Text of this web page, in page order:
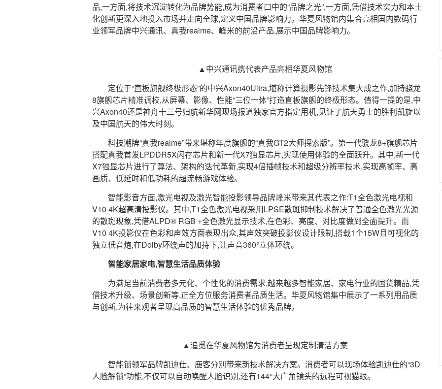
品,一方面,将技术沉淀转化为品牌势能,成为消费者口中的“品牌之光”,一方面,凭借技术实力和本土
化创新更深入地投入市场并走向全球,定义中国品牌影响力。华夏风物馆内集合亮相国内数码行
业领军品牌中兴通讯、真我realme、峰米的前沿产品,展示中国品牌影响力。
▲中兴通讯携代表产品亮相华夏风物馆
定位于“直板旗舰终极形态”的中兴Axon40Ultra,堪称计算摄影先锋技术集大成之作,加持骁龙
8旗舰芯片精准调校,从屏幕、影像、性能“三位一体”打造直板旗舰的终极形态。值得一提的是,中
兴Axon40还是神舟十三号归航新华网现场报道独家官方指定用机,见证了航天勇士的胜利凯旋以
及中国航天的伟大时刻。
科技潮牌“真我realme”带来堪称年度旗舰的“真我GT2大师探索版”。第一代骁龙8+旗舰芯片
搭配真我首发LPDDR5X闪存芯片和新一代X7独显芯片,实现使用体验的全面跃升。其中,新一代
X7独显芯片进行了算法、架构的迭代革新,实现4倍插帧技术和超级分辨率技术,实现高帧率、高
画质、低延时和低功耗的超流畅游戏体验。
智能影音方面,激光电视及激光智能投影领导品牌峰米带来其代表之作:T1全色激光电视和
V10 4K超高清投影仪。其中,T1全色激光电视采用LPSE散斑抑制技术解决了普通全色激光光源
的散斑现象,凭借ALPD®️ RGB +全色激光显示技术,在色彩、亮度、对比度做到全面提升。而
V10 4K投影仪在色彩和声效方面表现出众,其声效突破投影仪设计限制,搭载1个15W且可视化的
独立低音炮,在Dolby环绕声的加持下,让声音360°立体环绕。
智能家居家电,智慧生活品质体验
为满足当前消费者多元化、个性化的消费需求,越来越多智能家居、家电行业的国货精品,凭
借技术升级、场景创新等,正全方位服务消费者品质生活。华夏风物馆集中展示了一系列用品质
与创新,为往来观者呈现高品质的智慧生活体验的优秀品牌。
▲追觅在华夏风物馆为消费者呈现定制清洁方案
智能锁领军品牌凯迪仕、鹿客分别带来新技术解决方案。消费者可以现场体验凯迪仕的“3D
人脸解锁”功能,不仅可以自动唤醒人脸识别,还有144°大广角镜头的远程可视猫眼。